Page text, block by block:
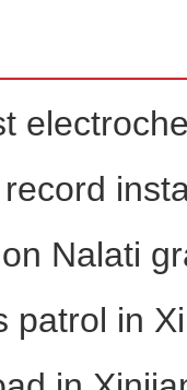
Nalati
patrol in